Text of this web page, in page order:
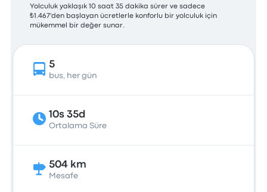
Yolculuk yaklaşık 10 saat 35 dakika sürer ve sadece
₺1.467'den başlayan ücretlerle konforlu bir yolculuk için
mükemmel bir değer sunar.
5
bus, her gün
10s 35d
Ortalama Süre
504 km
Mesafe